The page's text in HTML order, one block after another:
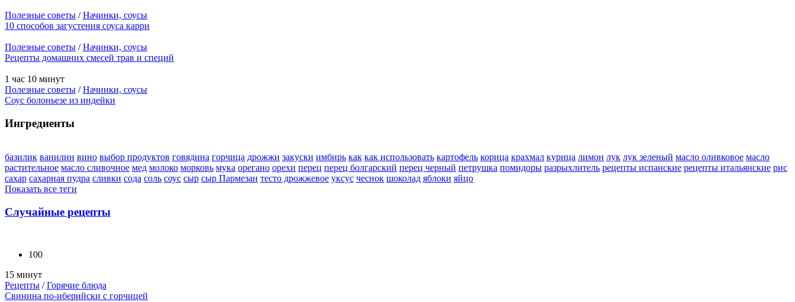
Полезные советы /Начинки, соусы
10 способов загустения соуса карри
Полезные советы /Начинки, соусы
Рецепты домашних смесей трав и специй
1 час 10 минут
Полезные советы /Начинки, соусы
Соус болоньезе из индейки
Ингредиенты
базилик ванилин вино выбор продуктов говядина горчица дрожжи закуски имбирь как как использовать картофель корица крахмал курица лимон лук лук зеленый масло оливковое масло
растительное масло сливочное мед молоко морковь мука орегано орехи перец перец болгарский перец черный петрушка помидоры разрыхлитель рецепты испанские рецепты итальянские рис
сахар сахарная пудра сливки сода соль соус сыр сыр Пармезан тесто дрожжевое уксус чеснок шоколад яблоки яйцо
Показать все теги
Случайные рецепты
100
15 минут
Рецепты /Горячие блюда
Свинина по-иберийски с горчицей